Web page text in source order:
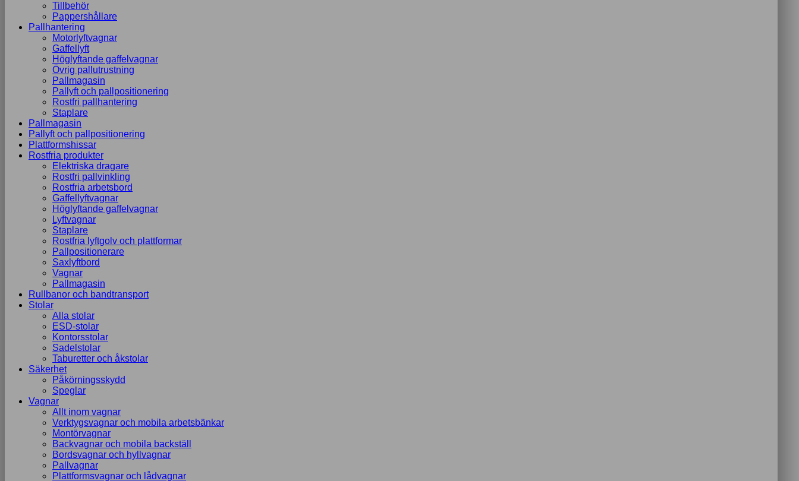
Tillbehör
Pappershållare
Pallhantering
Motorlyftvagnar
Gaffellyft
Höglyftande gaffelvagnar
Övrig pallutrustning
Pallmagasin
Pallyft och pallpositionering
Rostfri pallhantering
Staplare
Pallmagasin
Pallyft och pallpositionering
Plattformshissar
Rostfria produkter
Elektriska dragare
Rostfri pallvinkling
Rostfria arbetsbord
Gaffellyftvagnar
Höglyftande gaffelvagnar
Lyftvagnar
Staplare
Rostfria lyftgolv och plattformar
Pallpositionerare
Saxlyftbord
Vagnar
Pallmagasin
Rullbanor och bandtransport
Stolar
Alla stolar
ESD-stolar
Kontorsstolar
Sadelstolar
Taburetter och åkstolar
Säkerhet
Påkörningsskydd
Speglar
Vagnar
Allt inom vagnar
Verktygsvagnar och mobila arbetsbänkar
Montörvagnar
Backvagnar och mobila backställ
Bordsvagnar och hyllvagnar
Pallvagnar
Plattformsvagnar och lådvagnar